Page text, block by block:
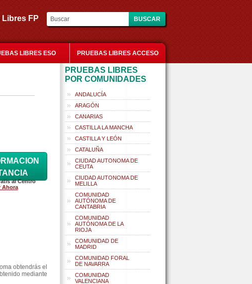
Libres FP
LIBRES ESO PRUEBAS LIBRES ACCESO
al Centro
Ahora
obtendrás el
mediante
PRUEBAS LIBRES
POR COMUNIDADES
ANDALUCÍA
ARAGÓN
CANARIAS
CASTILLA LA MANCHA
CASTILLA Y LEÓN
CATALUÑA
CIUDAD AUTONOMA DE
CEUTA
CIUDAD AUTONOMA DE
MELILLA
COMUNIDAD
AUTÓNOMA DE
CANTABRIA
COMUNIDAD
AUTÓNOMA DE LA
RIOJA
COMUNIDAD DE
MADRID
COMUNIDAD FORAL
DE NAVARRA
COMUNIDAD
VALENCIANA